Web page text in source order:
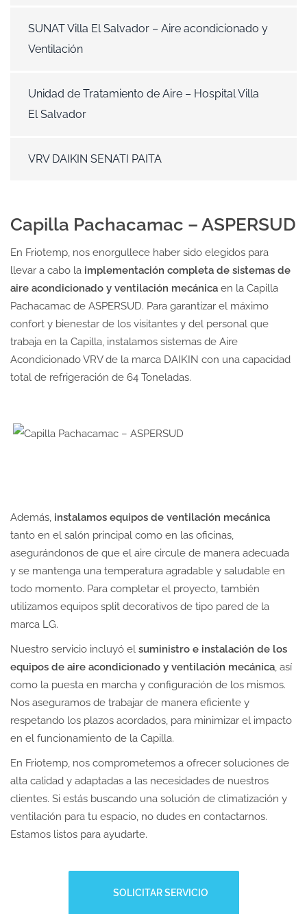
SUNAT Villa El Salvador – Aire acondicionado y
Ventilación
Unidad de Tratamiento de Aire – Hospital Villa
El Salvador
VRV DAIKIN SENATI PAITA
Capilla Pachacamac – ASPERSUD
En Friotemp, nos enorgullece haber sido elegidos para
llevar a cabo la implementación completa de sistemas de
aire acondicionado y ventilación mecánica en la Capilla
Pachacamac de ASPERSUD. Para garantizar el máximo
confort y bienestar de los visitantes y del personal que
trabaja en la Capilla, instalamos sistemas de Aire
Acondicionado VRV de la marca DAIKIN con una capacidad
total de refrigeración de 64 Toneladas.
Además, instalamos equipos de ventilación mecánica
tanto en el salón principal como en las oficinas,
asegurándonos de que el aire circule de manera adecuada
y se mantenga una temperatura agradable y saludable en
todo momento. Para completar el proyecto, también
utilizamos equipos split decorativos de tipo pared de la
marca LG.
Nuestro servicio incluyó el suministro e instalación de los
equipos de aire acondicionado y ventilación mecánica, así
como la puesta en marcha y configuración de los mismos.
Nos aseguramos de trabajar de manera eficiente y
respetando los plazos acordados, para minimizar el impacto
en el funcionamiento de la Capilla.
En Friotemp, nos comprometemos a ofrecer soluciones de
alta calidad y adaptadas a las necesidades de nuestros
clientes. Si estás buscando una solución de climatización y
ventilación para tu espacio, no dudes en contactarnos.
Estamos listos para ayudarte.
SOLICITAR SERVICIO